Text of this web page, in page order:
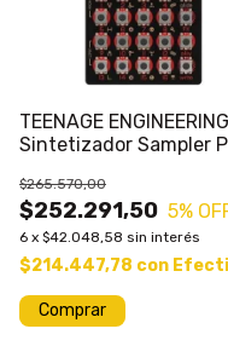
TEENAGE ENGINEERING
Sintetizador Sampler
$252.291,50
$265.570,00
5%
6 x $42.048,58 sin interés
$214.447,78 con